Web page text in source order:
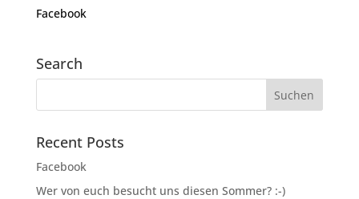
Facebook
Search
Recent Posts
Facebook
Wer von euch besucht uns diesen Sommer? :-)